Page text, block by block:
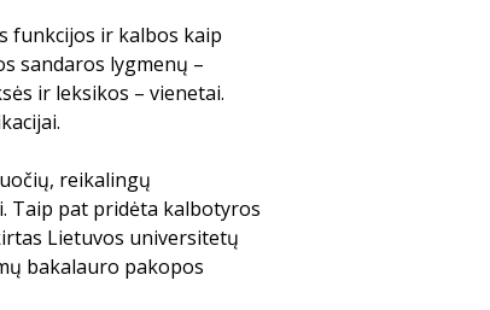
funkcijos ir kalbos kaip
sandaros lygmenų –
ir leksikos – vienetai.
reikalingų
Taip pat pridėta kalbotyros
Lietuvos universitetų
bakalauro pakopos